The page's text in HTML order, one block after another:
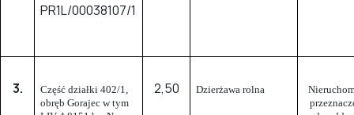
PR1L/00038107/1
3.
Część działki 402/1,
obręb Gorajec w tym
2,50 Dzierżawa rolna